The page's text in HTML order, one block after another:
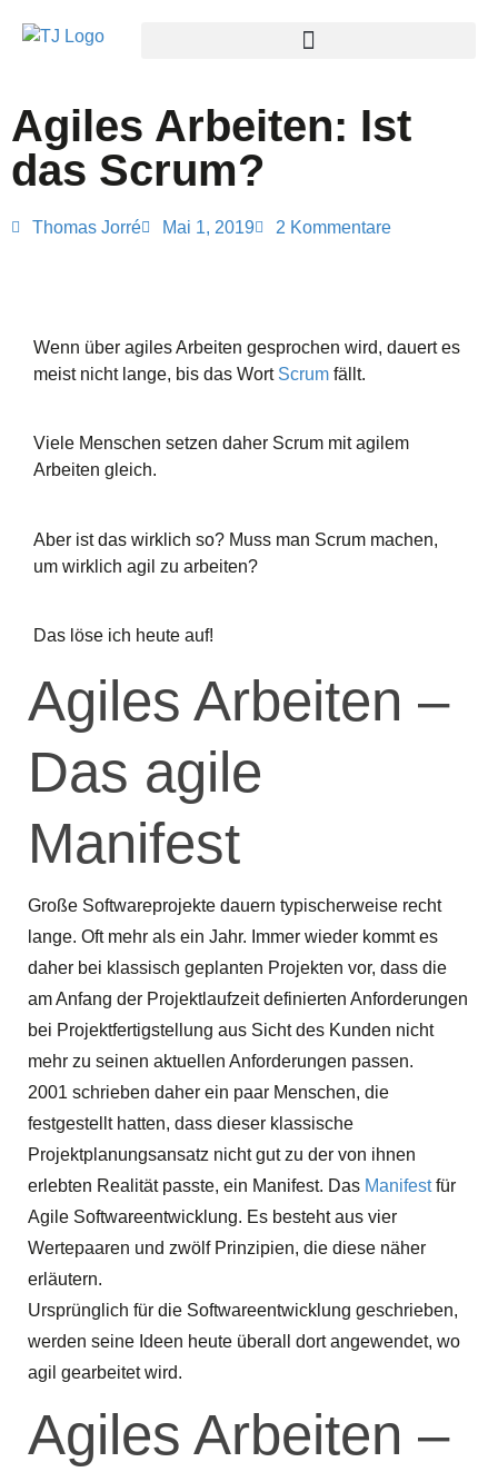
Agiles Arbeiten: Ist
das Scrum?
Thomas Jorré Mai 1, 2019 2 Kommentare
Wenn über agiles Arbeiten gesprochen wird, dauert es
meist nicht lange, bis das Wort Scrum fällt.
Viele Menschen setzen daher Scrum mit agilem
Arbeiten gleich.
Aber ist das wirklich so? Muss man Scrum machen,
um wirklich agil zu arbeiten?
Das löse ich heute auf!
Agiles Arbeiten –
Das agile
Manifest
Große Softwareprojekte dauern typischerweise recht
lange. Oft mehr als ein Jahr. Immer wieder kommt es
daher bei klassisch geplanten Projekten vor, dass die
am Anfang der Projektlaufzeit definierten Anforderungen
bei Projektfertigstellung aus Sicht des Kunden nicht
mehr zu seinen aktuellen Anforderungen passen.
2001 schrieben daher ein paar Menschen, die
festgestellt hatten, dass dieser klassische
Projektplanungsansatz nicht gut zu der von ihnen
erlebten Realität passte, ein Manifest. Das Manifestfür
Agile Softwareentwicklung. Es besteht aus vier
Wertepaaren und zwölf Prinzipien, die diese näher
erläutern.
Ursprünglich für die Softwareentwicklung geschrieben,
werden seine Ideen heute überall dort angewendet, wo
agil gearbeitet wird.
Agiles Arbeiten –